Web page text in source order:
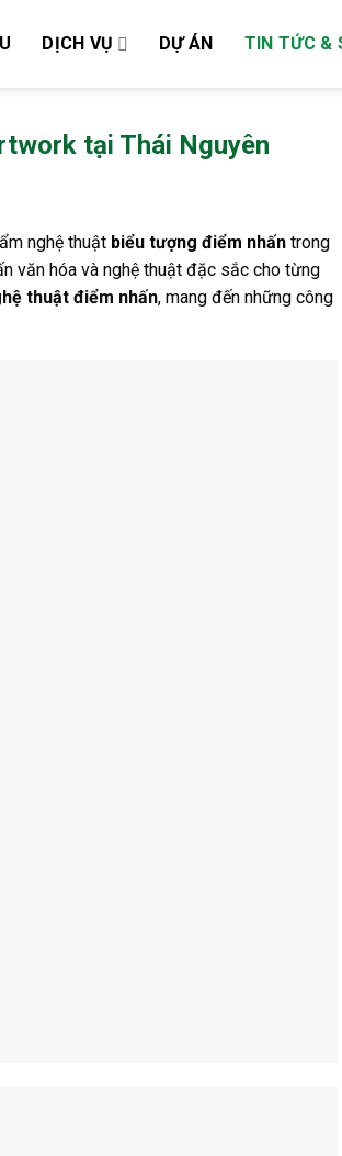
DỊCH VỤ DỰ ÁN TIN TỨC &
tại Thái Nguyên
nghệ thuật biểu tượng điểm nhấntrong
văn hóa và nghệ thuật đặc sắc cho từng
thuật điểm nhấn, mang đến những công